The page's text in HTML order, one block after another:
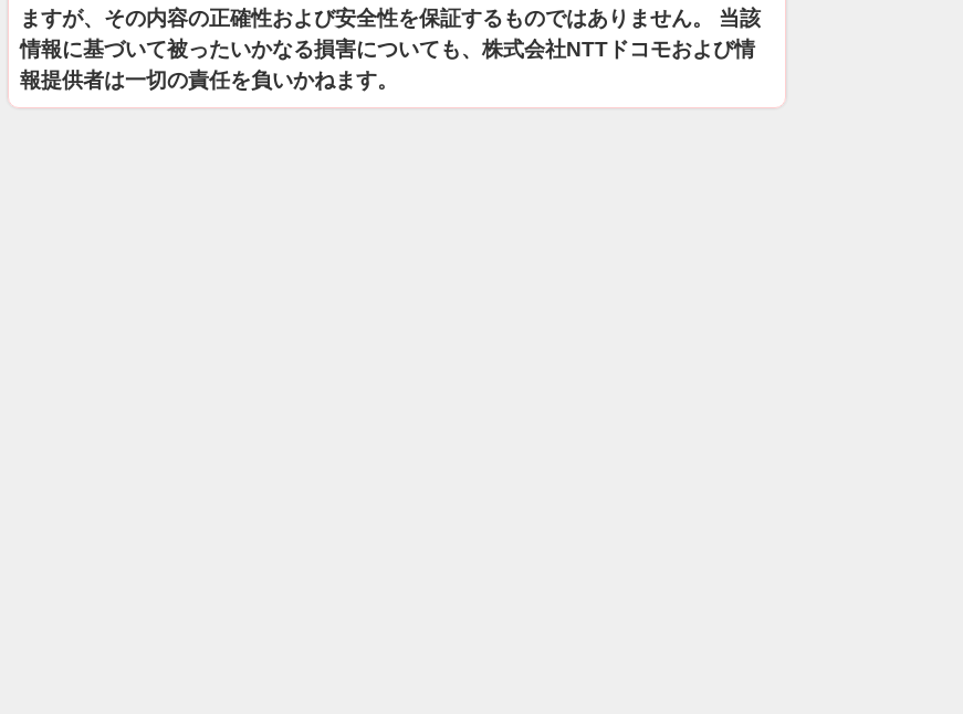
ますが、その内容の正確性および安全性を保証するものではありません。 当該
情報に基づいて被ったいかなる損害についても、株式会社NTTドコモおよび情
報提供者は一切の責任を負いかねます。